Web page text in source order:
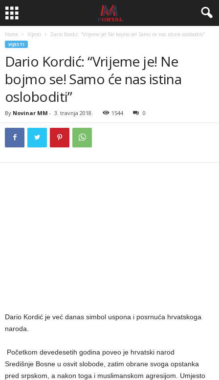
Home Vijesti Dario Kordić: “Vrijeme je! Ne bojmo se! Samo će nas istina osloboditi”
VIJESTI
Dario Kordić: “Vrijeme je! Ne
bojmo se! Samo će nas istina
osloboditi”
By Novinar MM - 3. travnja 2018. 1544 0
Dario Kordić je već danas simbol uspona i posrnuća hrvatskoga
naroda.
Početkom devedesetih godina poveo je hrvatski narod
Središnje Bosne u osvit slobode, zatim obrane svoga opstanka
pred srpskom, a nakon toga i muslimanskom agresijom. Umjesto